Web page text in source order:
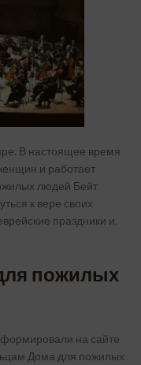
В настоящее время
и работает
людей Бейт
к вере своих
праздники и,
пожилых
на сайте
Дома для пожилых